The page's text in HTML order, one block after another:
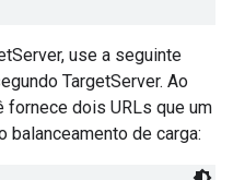
use a seguinte
TargetServer. Ao
fornece dois URLs que um
balanceamento de carga: